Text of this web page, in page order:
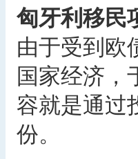
匈牙利移民
由于受到欧
国家经济，
容就是通过
份。